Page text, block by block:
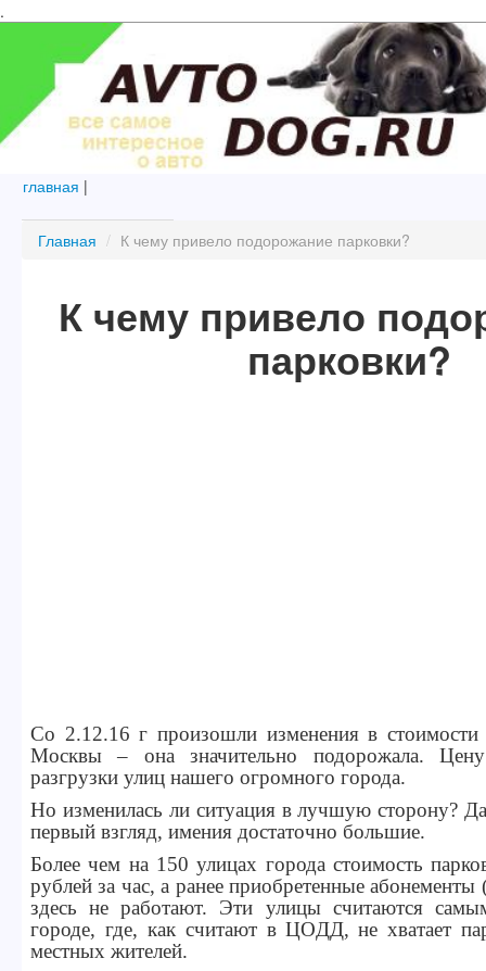
.
главная |
Главная / К чему привело подорожание парковки?
К чему привело
парковки?
Со 2.12.16 г произошли изменения в стоимости
Москвы – она значительно подорожала.
разгрузки улиц нашего огромного города.
Но изменилась ли ситуация в лучшую сторону?
первый взгляд, имения достаточно большие.
Более чем на 150 улицах города стоимость
рублей за час, а ранее приобретенные
здесь не работают. Эти улицы считаются
городе, где, как считают в ЦОДД, не хватает
местных жителей.